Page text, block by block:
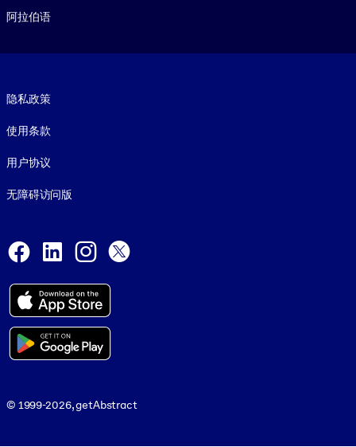
阿拉伯语
隐私政策
使用条款
用户协议
无障碍访问版
Facebook
LinkedInInstagram
© 1999-2026, getAbstract